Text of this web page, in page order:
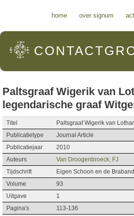
home over signum
Paltsgraaf Wigerik van
legendarische graaf
Titel
Paltsgraaf Wigerik van
Publicatietype
Journal Article
Publicatiejaar
2010
Auteurs
Van Droogenbroeck, FJ
Tijdschrift
Eigen Schoon en de
Volume
93
Uitgave
1
Pagina's
113-136